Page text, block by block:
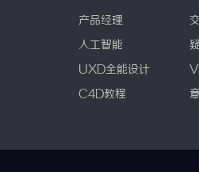
产品经理
人工智能
UXD全能设计
C4D教程